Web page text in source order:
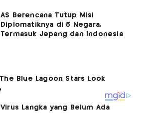
AS Berencana Tutup Misi
Diplomatiknya di 5 Negara,
Termasuk Jepang dan Indonesia
Virus Langka yang Belum Ada